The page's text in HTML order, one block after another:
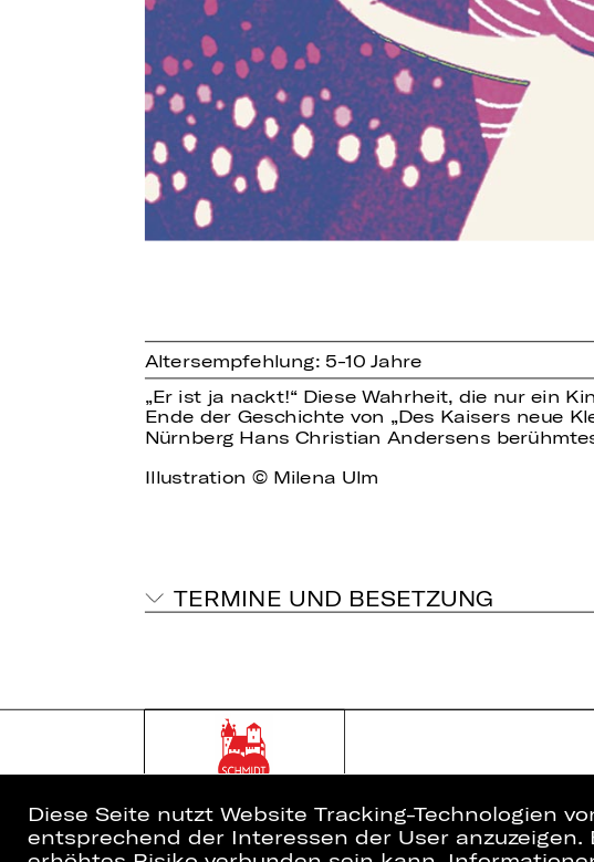
Altersempfehlung: 5-10 Jahre
„Er ist ja nackt!“ Diese Wahrheit, die nur ein
Ende der Geschichte von „Des Kaisers neue
Nürnberg Hans Christian Andersens
Illustration © Milena Ulm
TERMINE UND BESETZUNG
Diese Seite nutzt Website Tracking-Technologien
entsprechend der Interessen der User